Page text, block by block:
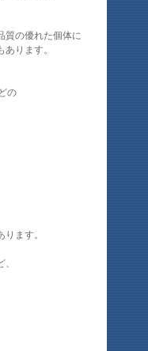
質の優れた個体に
ります。
の
ます。